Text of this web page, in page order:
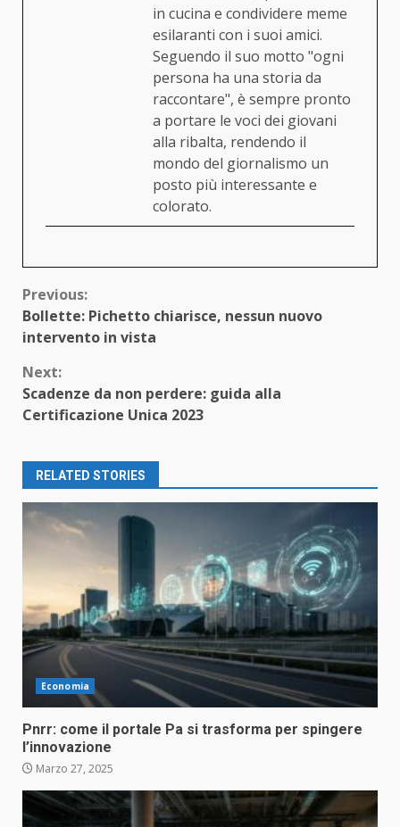
in cucina e condividere meme
esilaranti con i suoi amici.
Seguendo il suo motto "ogni
persona ha una storia da
raccontare", è sempre pronto
a portare le voci dei giovani
alla ribalta, rendendo il
mondo del giornalismo un
posto più interessante e
colorato.
Continue
Reading
Previous:
Bollette: Pichetto chiarisce, nessun nuovo
intervento in vista
Next:
Scadenze da non perdere: guida alla
Certificazione Unica 2023
RELATED STORIES
Economia
Pnrr: come il portale Pa si trasforma per spingere
l’innovazione
Marzo 27, 2025